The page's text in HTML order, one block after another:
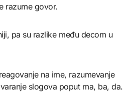
razume govor.
pa su razlike među decom u
na ime, razumevanje
slogova poput ma, ba, da.